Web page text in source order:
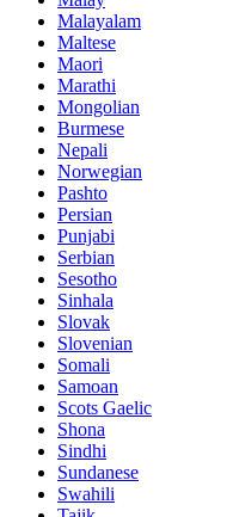
Malayalam
Maltese
Maori
Marathi
Mongolian
Burmese
Nepali
Norwegian
Pashto
Persian
Punjabi
Serbian
Sesotho
Sinhala
Slovak
Slovenian
Somali
Samoan
Scots Gaelic
Shona
Sindhi
Sundanese
Swahili